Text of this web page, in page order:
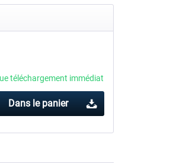
téléchargement immédiat
Dans le panier